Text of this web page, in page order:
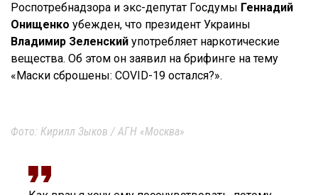
Роспотребнадзора и экс-депутат Госдумы Геннадий
Онищенко убежден, что президент Украины
Владимир Зеленский употребляет наркотические
вещества. Об этом он заявил на брифинге на тему
«Маски сброшены: COVID-19 остался?».
Фото: Кирилл Зыков / АГН «Москва»